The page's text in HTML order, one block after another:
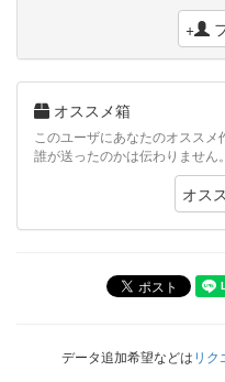
+
オススメ箱
このユーザにあなたのオススメ
誰が送ったのかは伝わりません。
オス
データ追加希望などはリク